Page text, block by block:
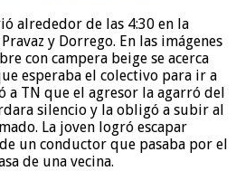
alrededor de las 4:30 en la
y Dorrego. En las imágenes
con campera beige se acerca
esperaba el colectivo para ir a
a TN que el agresor la agarró del
silencio y la obligó a subir al
La joven logró escapar
un conductor que pasaba por el
de una vecina.